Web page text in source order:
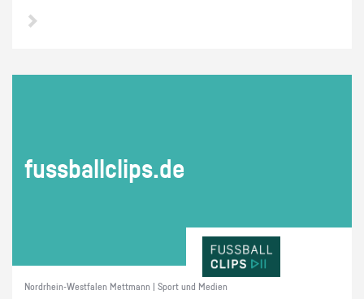
fuss­ball­clips.de
Nordrhein-Westfalen Mettmann | Sport und Medien